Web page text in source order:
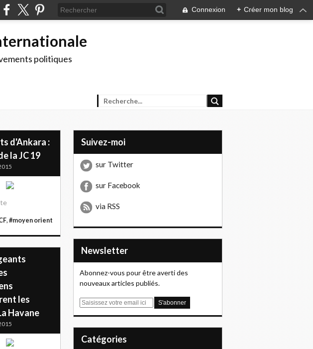
Connexion + Créer mon blog
politiques
d'Ankara :
la JC 19
, #moyen orient
les
Havane
Suivez-moi
sur Twitter
sur Facebook
via RSS
Newsletter
Abonnez-vous pour être averti des
nouveaux articles publiés.
E
Catégories